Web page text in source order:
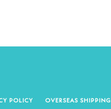
POLICY OVERSEAS SHIPPING